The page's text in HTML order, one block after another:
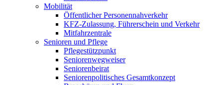
Mobilität
Öffentlicher Personennahverkehr
KFZ-Zulassung, Führerschein und Verkehr
Mitfahrzentrale
Senioren und Pflege
Pflegestützpunkt
Seniorenwegweiser
Seniorenbeirat
Seniorenpolitisches Gesamtkonzept